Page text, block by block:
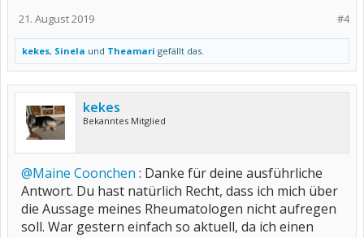
#4
21. August 2019
kekes, Sinela und Theamari gefällt das.
kekes
Bekanntes Mitglied
@Maine Coonchen : Danke für deine ausführliche
Antwort. Du hast natürlich Recht, dass ich mich über
die Aussage meines Rheumatologen nicht aufregen
soll. War gestern einfach so aktuell, da ich einen